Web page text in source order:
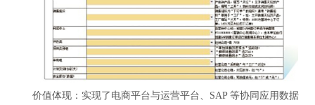
价值体现：实现了电商平台与运营平台、SAP 等协同应用数据